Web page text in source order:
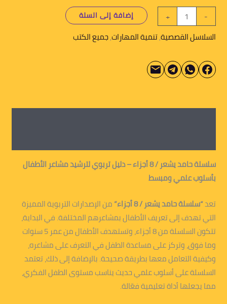
-
+ إضافة إلى السلة
السلاسل القصصية,تنمية المهارات,جميع الكتب
سلسلة حامد يشعر / 8 أجزاء – دليل تربوي لترشيد مشاعر الأطفال
بأسلوب علمي ومبسط
تعد“سلسلة حامد يشعر / 8 أجزاء”
من الإصدارات التربوية المميزة
التي تهدف إلى تعريف الأطفال بمشاعرهم المختلفة. في البداية،
تتكون السلسلة من 8 أجزاء، وتستهدف الأطفال من عمر 5 سنوات
وما فوق، وتركز على مساعدة الطفل في التعرف على مشاعره،
وكيفية التعامل معها بطريقة صحيحة. بالإضافة إلى ذلك، تعتمد
السلسلة على أسلوب علمي حديث يناسب مستوى الطفل الفكري،
مما يجعلها أداة تعليمية فعّالة.